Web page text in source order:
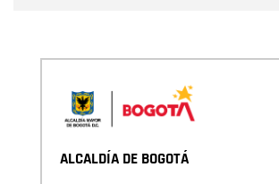
ALCALDÍA DE BOGOTÁ